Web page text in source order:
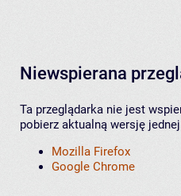
Niewspierana
Ta przeglądarka nie jest
pobierz aktualną wersję
Mozilla Firefox
Google Chrome